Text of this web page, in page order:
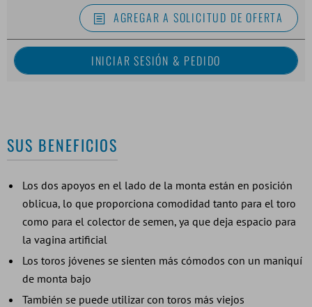
AGREGAR A SOLICITUD DE OFERTA
SUS BENEFICIOS
Los dos apoyos en el lado de la monta están en posición
oblicua, lo que proporciona comodidad tanto para el toro
como para el colector de semen, ya que deja espacio para
la vagina artificial
Los toros jóvenes se sienten más cómodos con un maniquí
de monta bajo
También se puede utilizar con toros más viejos